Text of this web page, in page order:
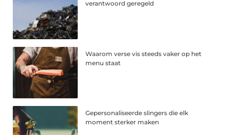
verantwoord geregeld
Waarom verse vis steeds vaker op het
menu staat
Gepersonaliseerde slingers die elk
moment sterker maken